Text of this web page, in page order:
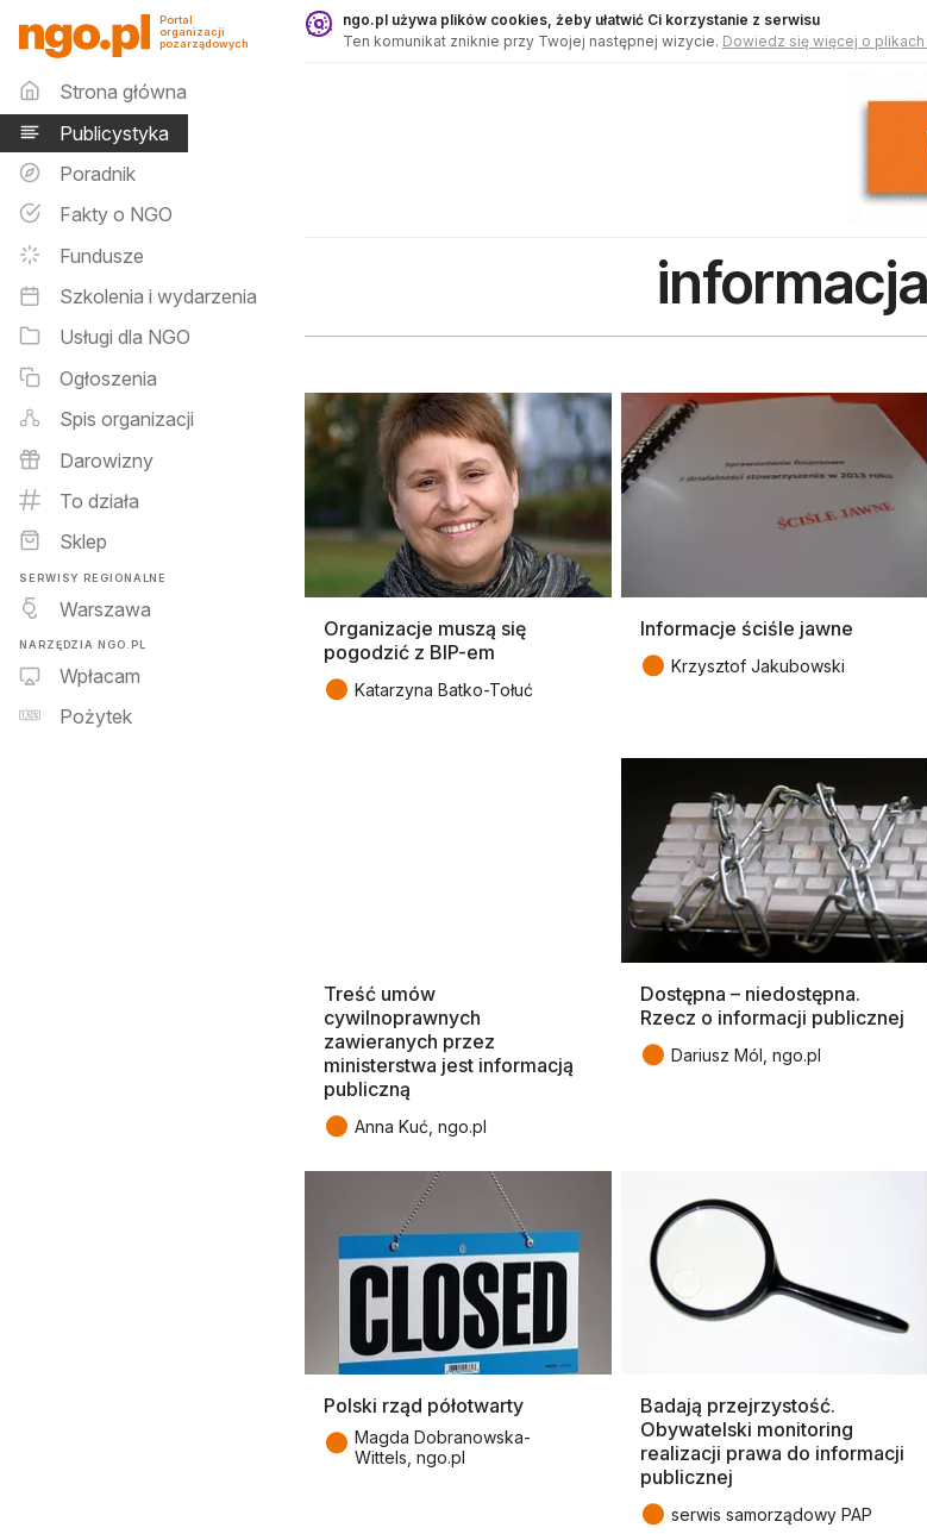
Publicystyka - ngo.pl
Portal
organizacji
pozarządowych
Menu główne
Strona główna
Publicystyka
Poradnik
Fakty o NGO
Fundusze
Szkolenia i wydarzenia
Usługi dla NGO
Ogłoszenia
Spis organizacji
Darowizny
To działa
Sklep
SERWISY REGIONALNE
Warszawa
NARZĘDZIA NGO.PL
Wpłacam
Pożytek
ngo.pl używa plików cookies, żeby ułatwić Ci korzystanie z serwisu
Ten komunikat zniknie przy Twojej następnej wizycie. Dowiedz się więcej o
Organizacje muszą się
pogodzić z BIP-em
● Katarzyna Batko-Tołuć
Informacje ściśle jawne
● Krzysztof Jakubowski
Treść umów
cywilnoprawnych
zawieranych przez
ministerstwa jest informacją
publiczną
● Anna Kuć, ngo.pl
Dostępna – niedostępna.
Rzecz o informacji publicznej
● Dariusz Mól, ngo.pl
Polski rząd półotwarty
● Magda Dobranowska-
Wittels, ngo.pl
Badają przejrzystość.
Obywatelski monitoring
realizacji prawa do informacji
publicznej
● serwis samorządowy PAP